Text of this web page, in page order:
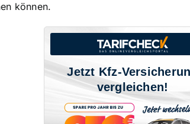
können.
Jetzt Kfz-
vergleichen!